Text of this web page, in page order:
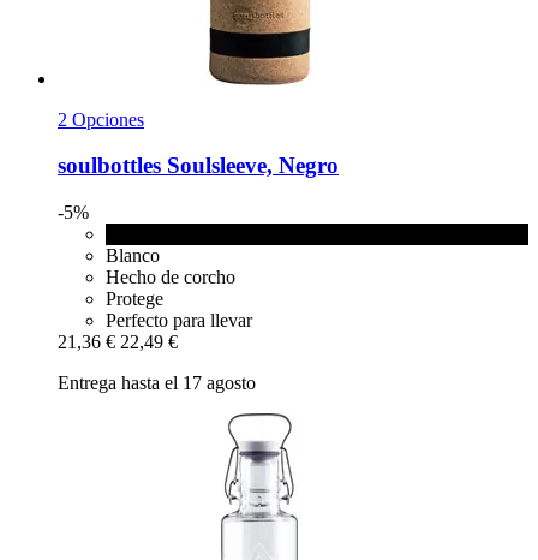
2 Opciones
soulbottles Soulsleeve, Negro
-5%
Blanco
Hecho de corcho
Protege
Perfecto para llevar
21,36 € 22,49 €
Entrega hasta el 17 agosto